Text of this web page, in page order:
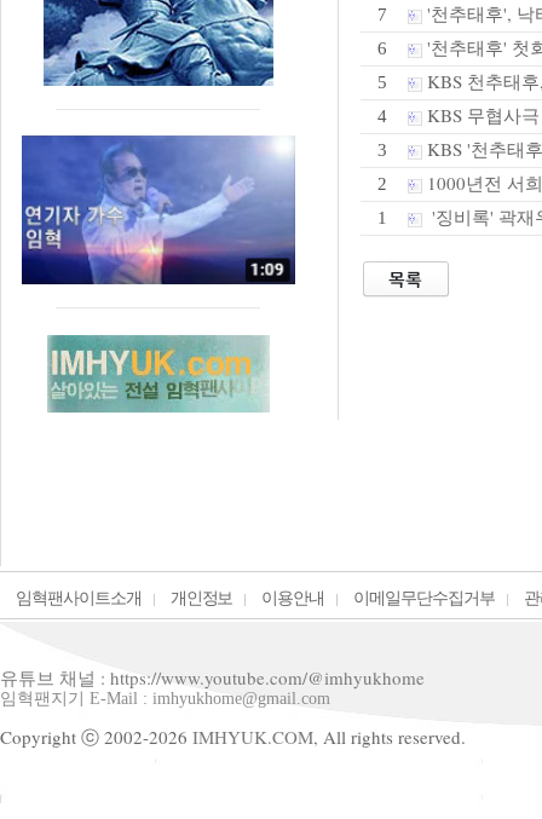
7 '천추태후', 낙
6 '천추태후' 첫
5 KBS 천추태
4 KBS 무협사
3 KBS '천추태
2 1000년전 서
1 '징비록' 곽재
임혁팬사이트소개 개인정보 이용안내 이메일무단수집거부
유튜브 채널 : https://www.youtube.com/@imhyukhome
임혁팬지기 E-Mail : imhyukhome@gmail.com
Copyright ⓒ 2002-2026 IMHYUK.COM, All rights reserved.